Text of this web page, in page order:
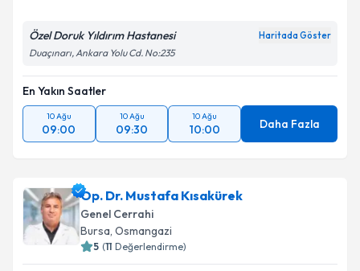
Özel Doruk Yıldırım Hastanesi Haritada Göster
Duaçınarı, Ankara Yolu Cd. No:235
En Yakın Saatler
10 Ağu
09:00
10 Ağu
09:30
10 Ağu
10:00 Daha Fazla
Op. Dr. Mustafa Kısakürek
Genel Cerrahi
Bursa, Osmangazi
5 (11 Değerlendirme)